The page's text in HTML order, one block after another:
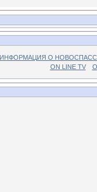
ИНФОРМАЦИЯ О
ON LINE TV